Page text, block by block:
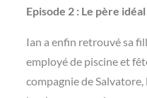
Episode 2 : Le père idéal
Ian a enfin retrouvé sa
employé de piscine et
compagnie de Salvatore,